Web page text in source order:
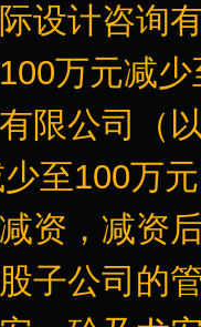
际设计咨询
万元减
限公司（
至100万
资，减资
子公司的